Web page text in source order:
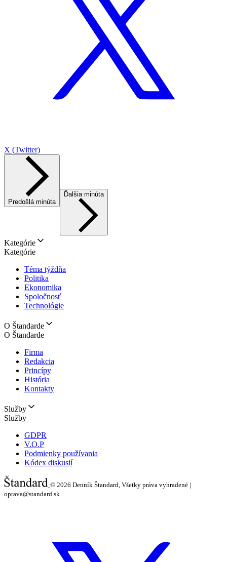
X (Twitter)
Predošlá minúta
Ďalšia minúta
Kategórie
Kategórie
Téma týždňa
Politika
Ekonomika
Spoločnosť
Technológie
O Štandarde
O Štandarde
Firma
Redakcia
Princípy
História
Kontakty
Služby
Služby
GDPR
V.O.P
Podmienky používania
Kódex diskusií
© 2026 Denník Štandard, Všetky práva vyhradené |
oprava@standard.sk